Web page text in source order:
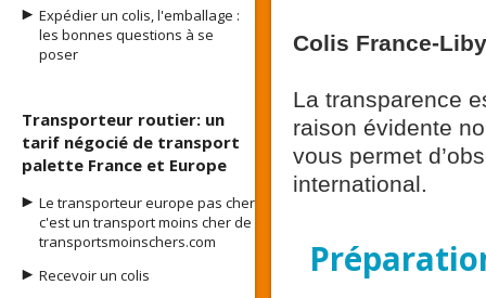
Expédier un colis, l'emballage :
les bonnes questions à se
poser
Transporteur routier: un
tarif négocié de transport
palette France et Europe
Le transporteur europe pas cher
c'est un transport moins cher de
transportsmoinschers.com
Recevoir un colis
Colis France-
La transparence
raison évidente
vous permet
international.